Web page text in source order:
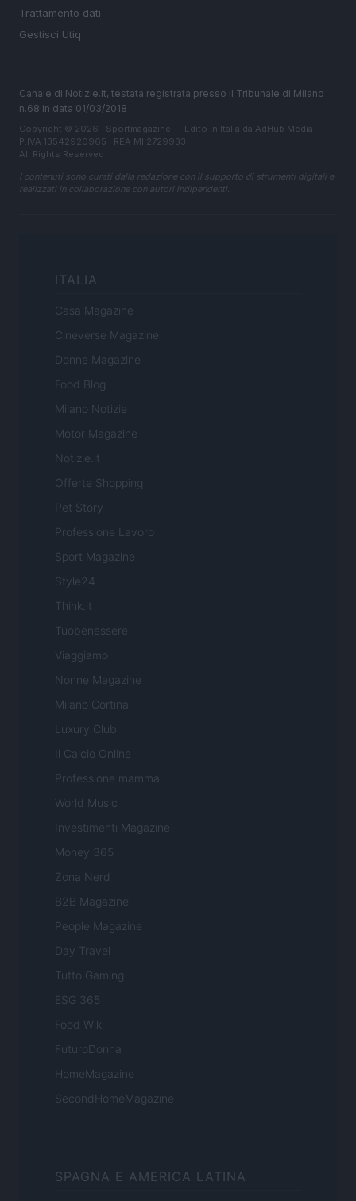
Trattamento dati
Gestisci Utiq
Canale di Notizie.it, testata registrata presso il Tribunale di Milano
n.68 in data 01/03/2018
Copyright © 2026 · Sportmagazine — Edito in Italia da AdHub Media
P.IVA 13542920965 · REA MI 2729933
All Rights Reserved
I contenuti sono curati dalla redazione con il supporto di strumenti digitali e
realizzati in collaborazione con autori indipendenti.
ITALIA
Casa Magazine
Cineverse Magazine
Donne Magazine
Food Blog
Milano Notizie
Motor Magazine
Notizie.it
Offerte Shopping
Pet Story
Professione Lavoro
Sport Magazine
Style24
Think.it
Tuobenessere
Viaggiamo
Nonne Magazine
Milano Cortina
Luxury Club
Il Calcio Online
Professione mamma
World Music
Investimenti Magazine
Money 365
Zona Nerd
B2B Magazine
People Magazine
Day Travel
Tutto Gaming
ESG 365
Food Wiki
FuturoDonna
HomeMagazine
SecondHomeMagazine
SPAGNA E AMERICA LATINA